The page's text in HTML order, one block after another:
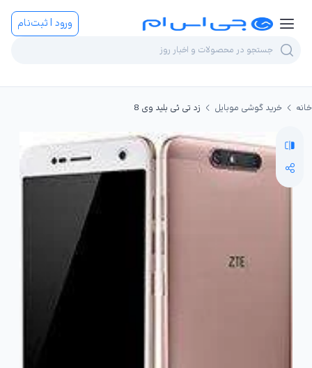
ورود | ثبت‌نام
خانه خرید گوشی موبایل زد تی ئی بلید وی 8